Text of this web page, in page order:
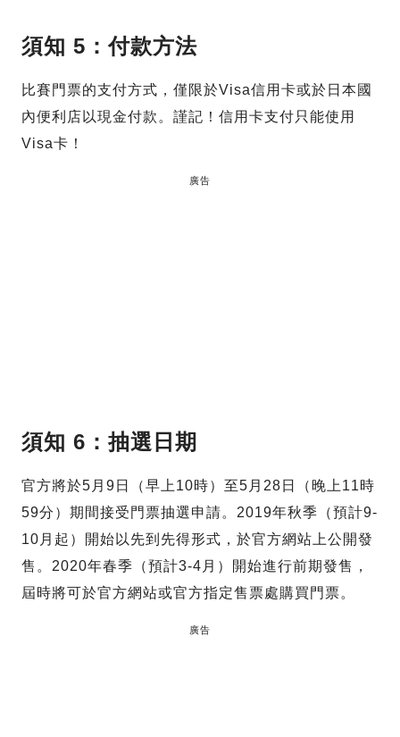
須知 5：付款方法
比賽門票的支付方式，僅限於Visa信用卡或於日本國
內便利店以現金付款。謹記！信用卡支付只能使用
Visa卡！
廣告
須知 6：抽選日期
官方將於5月9日（早上10時）至5月28日（晚上11時
59分）期間接受門票抽選申請。2019年秋季（預計9-
10月起）開始以先到先得形式，於官方網站上公開發
售。2020年春季（預計3-4月）開始進行前期發售，
屆時將可於官方網站或官方指定售票處購買門票。
廣告